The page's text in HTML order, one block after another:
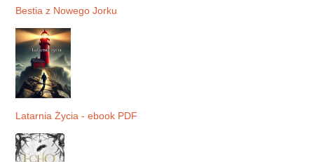
Bestia z Nowego Jorku
Latarnia Życia - ebook PDF